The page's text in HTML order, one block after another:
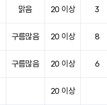
맑음 20 이상 3
구름많음 20 이상 8
구름많음 20 이상 6
20 이상